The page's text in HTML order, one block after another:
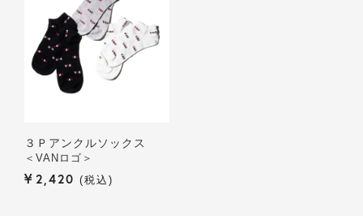
３Ｐアンクルソックス
＜VANロゴ＞
¥ 2,420 税込